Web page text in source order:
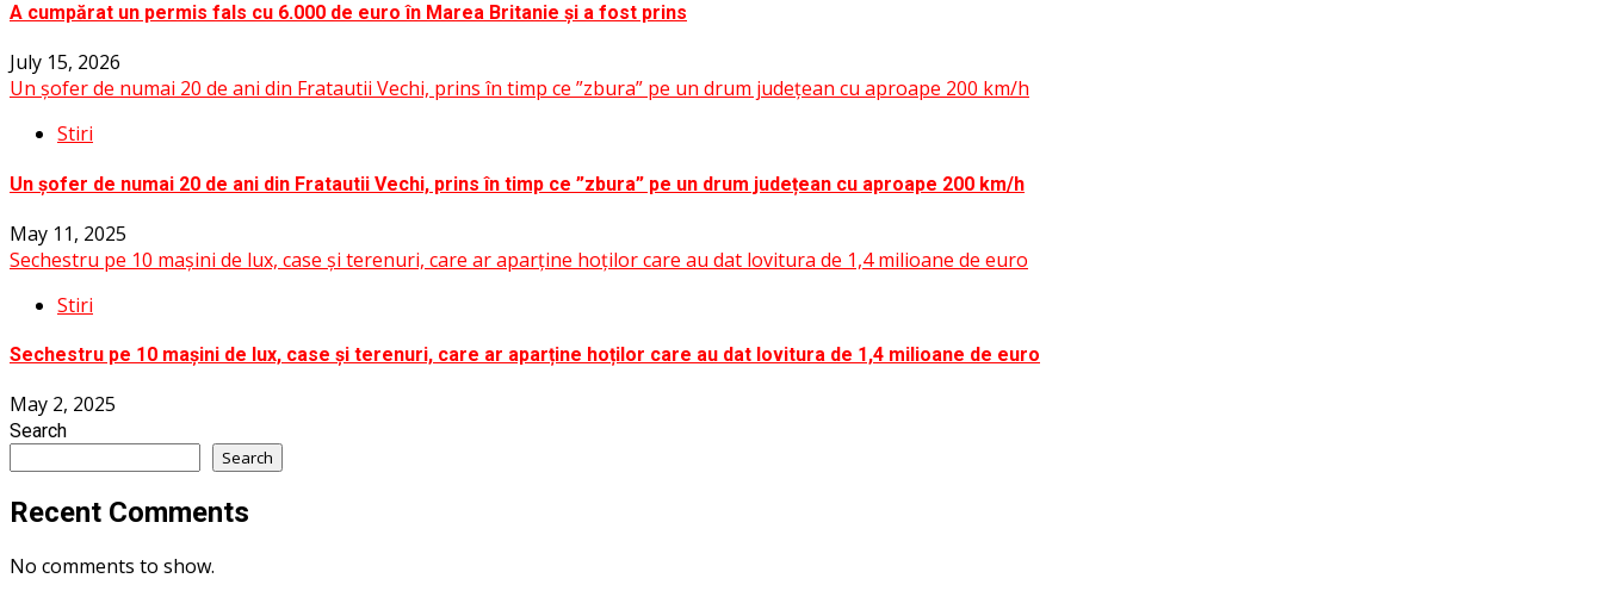
A cumpărat un permis fals cu 6.000 de euro în Marea Britanie și a fost prins
July 15, 2026
Un șofer de numai 20 de ani din Fratautii Vechi, prins în timp ce ”zbura” pe un drum județean cu aproape 200 km/h
Stiri
Un șofer de numai 20 de ani din Fratautii Vechi, prins în timp ce ”zbura” pe un drum județean cu aproape 200 km/h
May 11, 2025
Sechestru pe 10 mașini de lux, case și terenuri, care ar aparține hoților care au dat lovitura de 1,4 milioane de euro
Stiri
Sechestru pe 10 mașini de lux, case și terenuri, care ar aparține hoților care au dat lovitura de 1,4 milioane de euro
May 2, 2025
Search
Search
Recent Comments
No comments to show.